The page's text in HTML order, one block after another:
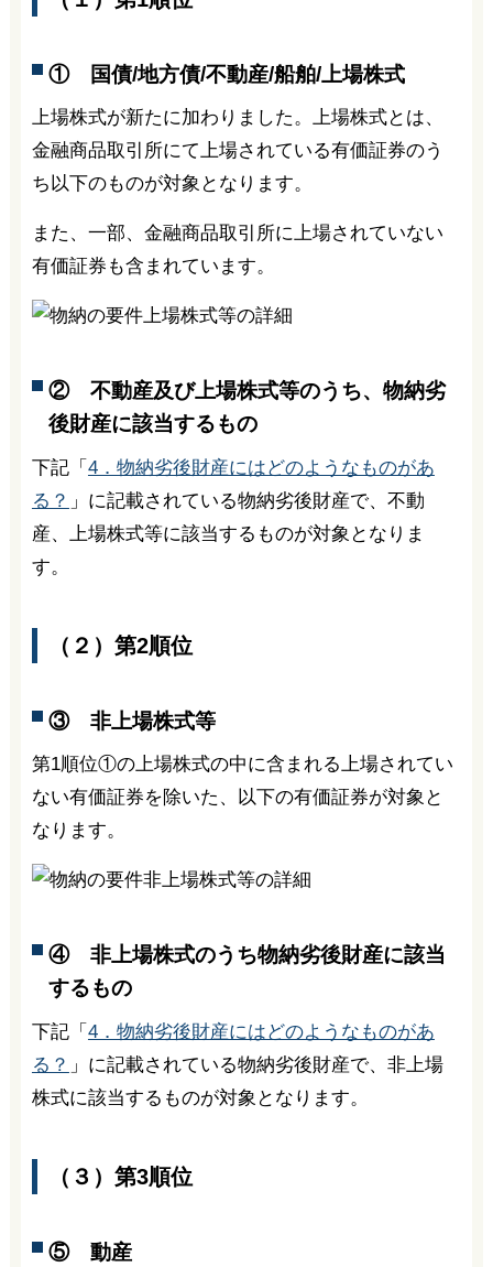
① 国債/地方債/不動産/船舶/上場株式
上場株式が新たに加わりました。上場株式とは、
金融商品取引所にて上場されている有価証券のう
ち以下のものが対象となります。
また、一部、金融商品取引所に上場されていない
有価証券も含まれています。
② 不動産及び上場株式等のうち、物納劣
後財産に該当するもの
下記「 4．物納劣後財産にはどのようなものがあ
る？ 」に記載されている物納劣後財産で、不動
産、上場株式等に該当するものが対象となりま
す。
（２）第2順位
③ 非上場株式等
第1順位①の上場株式の中に含まれる上場されてい
ない有価証券を除いた、以下の有価証券が対象と
なります。
④ 非上場株式のうち物納劣後財産に該当
するもの
下記「 4．物納劣後財産にはどのようなものがあ
る？ 」に記載されている物納劣後財産で、非上場
株式に該当するものが対象となります。
（３）第3順位
⑤ 動産